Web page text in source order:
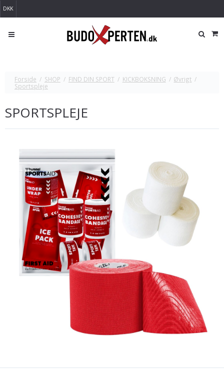
DKK
Forside / SHOP / FIND DIN SPORT / KICKBOKSNING / Øvrigt /
Sportspleje
SPORTSPLEJE